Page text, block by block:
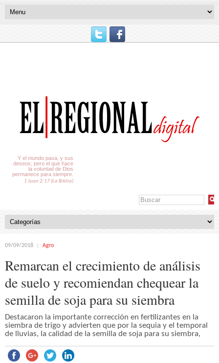
Y el mundo pasa, y sus
deseos; pero el que hace
la voluntad de Dios
permanece para siempre.
1 Juan 2:17 (La Biblia)
09/09/2018 Agro
Remarcan el crecimiento de análisis
de suelo y recomiendan chequear la
semilla de soja para su siembra
Destacaron la importante corrección en fertilizantes en la
siembra de trigo y advierten que por la sequia y el temporal
de lluvias, la calidad de la semilla de soja para su siembra,